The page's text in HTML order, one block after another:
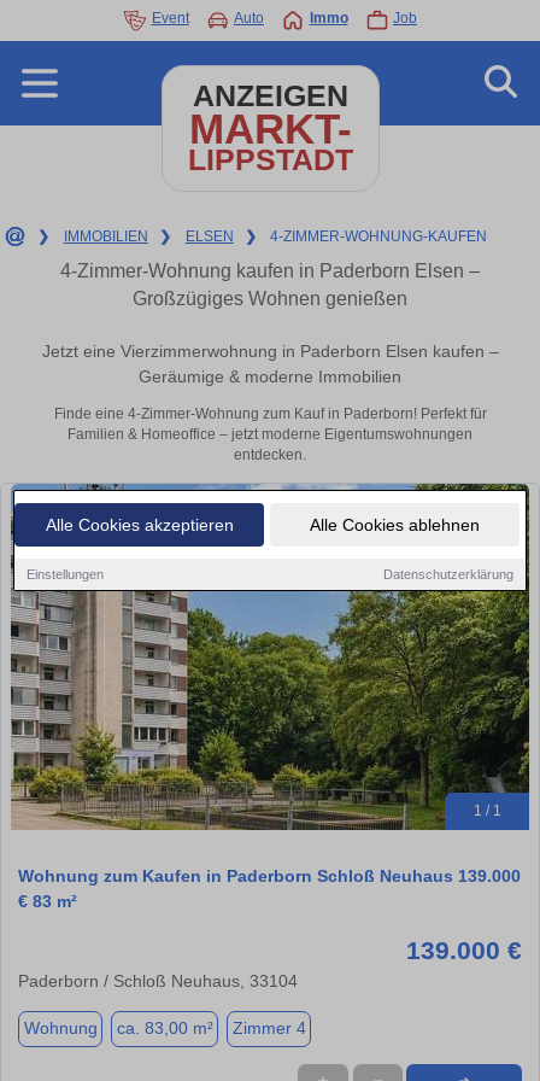
Alle Cookies akzeptieren Alle Cookies ablehnen
Einstellungen Datenschutzerklärung
Event Auto Immo Job
ANZEIGEN
MARKT-
LIPPSTADT
❯ IMMOBILIEN ❯ ELSEN ❯ 4-ZIMMER-WOHNUNG-KAUFEN
4-Zimmer-Wohnung kaufen in Paderborn Elsen –
Großzügiges Wohnen genießen
Jetzt eine Vierzimmerwohnung in Paderborn Elsen kaufen –
Geräumige & moderne Immobilien
Finde eine 4-Zimmer-Wohnung zum Kauf in Paderborn! Perfekt für
Familien & Homeoffice – jetzt moderne Eigentumswohnungen
entdecken.
1 / 1
Wohnung zum Kaufen in Paderborn Schloß Neuhaus 139.000
€ 83 m²
139.000 €
Paderborn / Schloß Neuhaus, 33104
Wohnung ca. 83,00 m² Zimmer 4